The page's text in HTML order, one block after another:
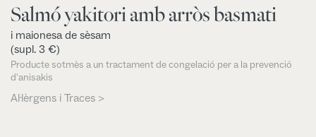
Salmó yakitori amb arròs basmati
i maionesa de sèsam
(supl. 3 €)
Producte sotmès a un tractament de congelació per a la prevenció
d'anisakis
Al·lèrgens i Traces >